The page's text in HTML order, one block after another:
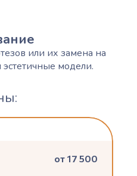
или их замена на
модели.
от 17 500